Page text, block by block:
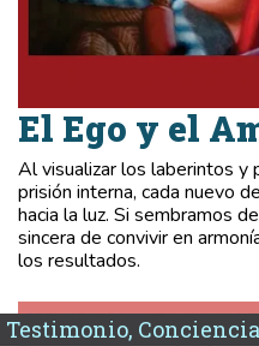
El Ego y el
Al visualizar los laberintos y
prisión interna, cada nuevo
hacia la luz. Si sembramos
sincera de convivir en
los resultados.
Testimonio,